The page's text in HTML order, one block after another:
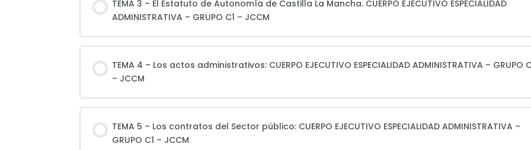
TEMA 3 – El Estatuto de Autonomía de Castilla La Mancha. CUERPO EJECUTIVO ESPECIALIDAD
ADMINISTRATIVA – GRUPO C1 – JCCM
TEMA 4 – Los actos administrativos: CUERPO EJECUTIVO ESPECIALIDAD ADMINISTRATIVA – GRUPO
– JCCM
TEMA 5 – Los contratos del Sector público: CUERPO EJECUTIVO ESPECIALIDAD ADMINISTRATIVA –
GRUPO C1 – JCCM